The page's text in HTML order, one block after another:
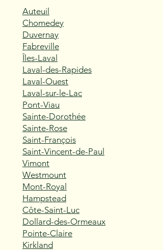
Auteuil
Chomedey
Duvernay
Fabreville
Îles-Laval
Laval-des-Rapides
Laval-Ouest
Laval-sur-le-Lac
Pont-Viau
Sainte-Dorothée
Sainte-Rose
Saint-François
Saint-Vincent-de-Paul
Vimont
Westmount
Mont-Royal
Hampstead
Côte-Saint-Luc
Dollard-des-Ormeaux
Pointe-Claire
Kirkland